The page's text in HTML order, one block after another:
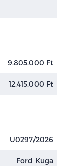
9.805.000 Ft
12.415.000 Ft
U0297/2026
Ford Kuga